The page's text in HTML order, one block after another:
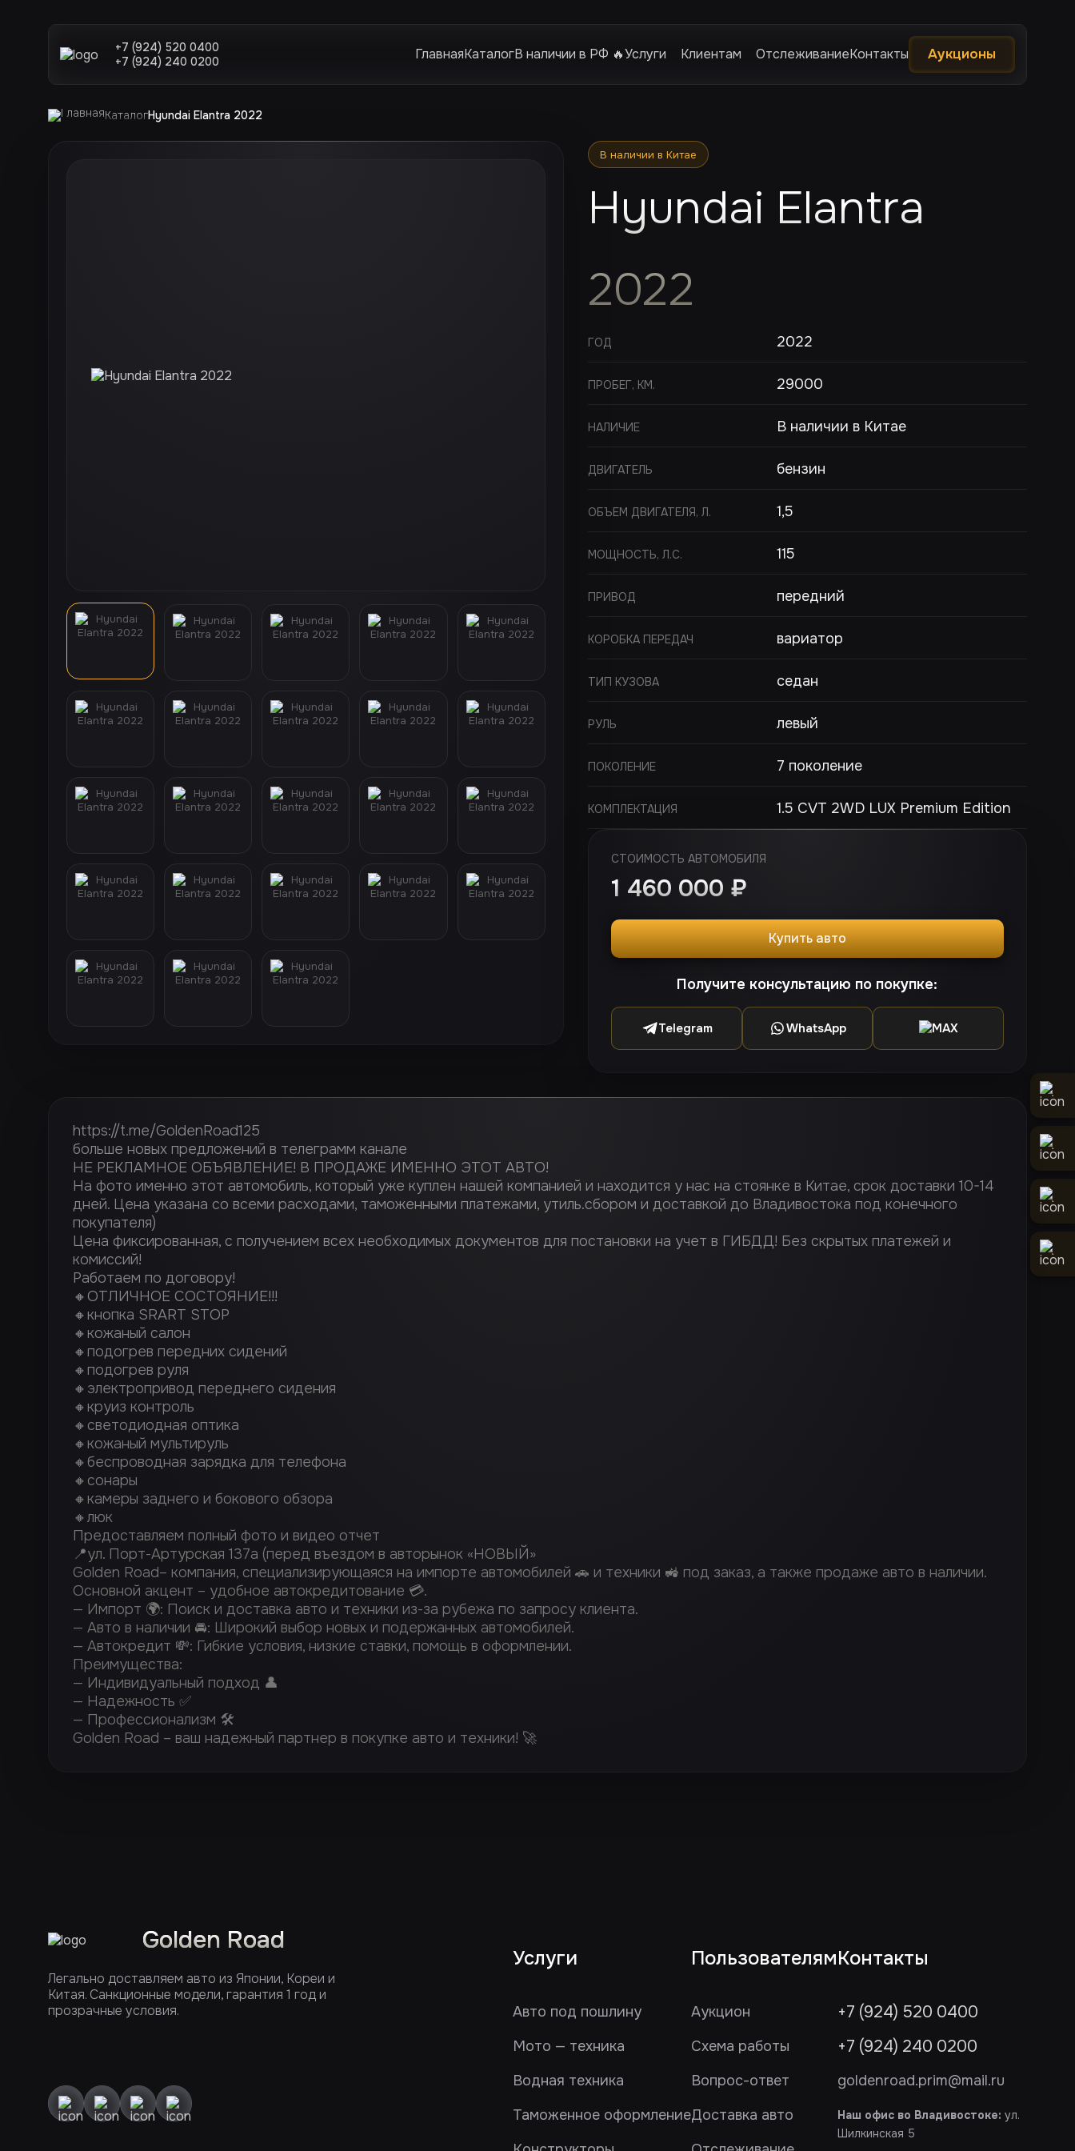
+7 (924) 520 0400
+7 (924) 240 0200
ГлавнаяКаталогВ наличии в РФ 🔥Услуги Клиентам ОтслеживаниеКонтакты Аукционы
КаталогHyundai Elantra 2022
В наличии в Китае
Hyundai Elantra
2022
ГОД 2022
ПРОБЕГ, КМ. 29000
НАЛИЧИЕ В наличии в Китае
ДВИГАТЕЛЬ бензин
ОБЪЕМ ДВИГАТЕЛЯ, Л. 1,5
МОЩНОСТЬ, Л.С. 115
ПРИВОД передний
КОРОБКА ПЕРЕДАЧ вариатор
ТИП КУЗОВА седан
РУЛЬ левый
ПОКОЛЕНИЕ 7 поколение
КОМПЛЕКТАЦИЯ 1.5 CVT 2WD LUX Premium Edition
СТОИМОСТЬ АВТОМОБИЛЯ
1 460 000 ₽
Купить авто
Получите консультацию по покупке:
Telegram WhatsApp MAX
https://t.me/GoldenRoad125
больше новых предложений в телеграмм канале
НЕ РЕКЛАМНОЕ ОБЪЯВЛЕНИЕ! В ПРОДАЖЕ ИМЕННО ЭТОТ АВТО!
На фото именно этот автомобиль, который уже куплен нашей компанией и находится у нас на стоянке в Китае, срок доставки 10-14
дней. Цена указана со всеми расходами, таможенными платежами, утиль.сбором и доставкой до Владивостока под конечного
покупателя)
Цена фиксированная, с получением всех необходимых документов для постановки на учет в ГИБДД! Без скрытых платежей и
комиссий!
Работаем по договору!
🔸ОТЛИЧНОЕ СОСТОЯНИЕ!!!
🔸кнопка SRART STOP
🔸кожаный салон
🔸подогрев передних сидений
🔸подогрев руля
🔸электропривод переднего сидения
🔸круиз контроль
🔸светодиодная оптика
🔸кожаный мультируль
🔸беспроводная зарядка для телефона
🔸сонары
🔸камеры заднего и бокового обзора
🔸люк
Предоставляем полный фото и видео отчет
📍ул. Порт-Артурская 137а (перед въездом в авторынок «НОВЫЙ»
Golden Road– компания, специализирующаяся на импорте автомобилей 🚗 и техники 🚜 под заказ, а также продаже авто в наличии.
Основной акцент – удобное автокредитование 💳.
— Импорт 🌍: Поиск и доставка авто и техники из-за рубежа по запросу клиента.
— Авто в наличии 🚘: Широкий выбор новых и подержанных автомобилей.
— Автокредит 💸: Гибкие условия, низкие ставки, помощь в оформлении.
Преимущества:
— Индивидуальный подход 👤
— Надежность ✅
— Профессионализм 🛠️
Golden Road – ваш надежный партнер в покупке авто и техники! 🚀
Golden Road
Легально доставляем авто из Японии, Кореи и
Китая. Санкционные модели, гарантия 1 год и
прозрачные условия.
Услуги
Авто под пошлину
Мото — техника
Водная техника
Таможенное оформление
Пользователям
Аукцион
Схема работы
Вопрос-ответ
Доставка авто
Контакты
+7 (924) 520 0400
+7 (924) 240 0200
goldenroad.prim@mail.ru
Наш офис во Владивостоке: ул.
Шилкинская 5